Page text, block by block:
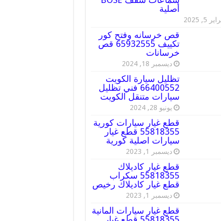
أصلية
5, 2025
قص خرسانه وفتح كور
تكييف 65932555 قص
خرسانات
ديسمبر 18, 2024
تظليل سيارة الكويت
66400552 فني تظليل
سيارات متنقل الكويت
يونيو 28, 2024
قطع غيار سيارات كورية
55818355 قطع غيار
سيارات اصلية كورية
ديسمبر 1, 2023
قطع غيار كاديلاك
55818355 سكراب
قطع غيار كاديلاك رخيص
ديسمبر 1, 2023
قطع غيار سيارات المانية